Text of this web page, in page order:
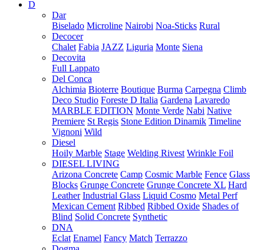
D
Dar
Biselado Microline Nairobi Noa-Sticks Rural
Decocer
Chalet Fabia JAZZ Liguria Monte Siena
Decovita
Full Lappato
Del Conca
Alchimia Bioterre Boutique Burma Carpegna Climb
Deco Studio Foreste D Italia Gardena Lavaredo
MARBLE EDITION Monte Verde Nabi Native
Premiere St Regis Stone Edition Dinamik Timeline
Vignoni Wild
Diesel
Hoily Marble Stage Welding Rivest Wrinkle Foil
DIESEL LIVING
Arizona Concrete Camp Cosmic Marble Fence Glass
Blocks Grunge Concrete Grunge Concrete XL Hard
Leather Industrial Glass Liquid Cosmo Metal Perf
Mexican Cement Ribbed Ribbed Oxide Shades of
Blind Solid Concrete Synthetic
DNA
Eclat Enamel Fancy Match Terrazzo